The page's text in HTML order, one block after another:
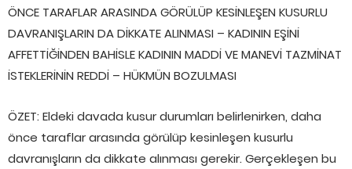
ÖNCE TARAFLAR ARASINDA GÖRÜLÜP KESİNLEŞEN KUSURLU
DAVRANIŞLARIN DA DİKKATE ALINMASI – KADININ EŞİNİ
AFFETTİĞİNDEN BAHİSLE KADININ MADDİ VE MANEVİ TAZMİNAT
İSTEKLERİNİN REDDİ – HÜKMÜN BOZULMASI
ÖZET: Eldeki davada kusur durumları belirlenirken, daha
önce taraflar arasında görülüp kesinleşen kusurlu
davranışların da dikkate alınması gerekir. Gerçekleşen bu